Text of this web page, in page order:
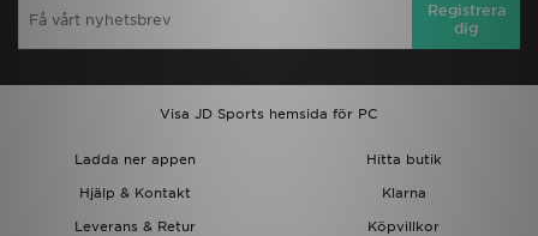
Registrera
dig
Visa JD Sports hemsida för PC
Ladda ner appen
Hitta butik
Hjälp & Kontakt
Klarna
Leverans & Retur
Köpvillkor